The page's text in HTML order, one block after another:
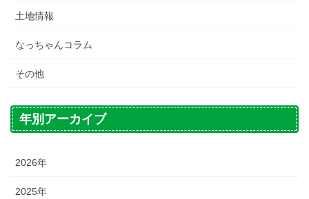
土地情報
なっちゃんコラム
その他
年別アーカイブ
2026年
2025年